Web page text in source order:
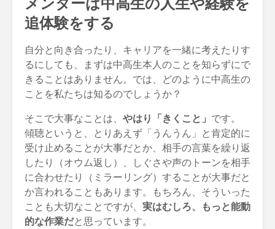
追体験をする
自分と向き合ったり、キャリアを一緒に考えたりす
るにしても、まずは中高生本人のことを知らずにで
きることはありません。では、どのように中高生の
ことを私たちは知るのでしょうか？
そこで大事なことは、 やはり「きくこと」 です。
傾聴というと、とりあえず「うんうん」と肯定的に
受け止めることが大事だとか、相手の言葉を繰り返
したり（オウム返し）、しぐさや声のトーンを相手
に合わせたり（ミラーリング）することが大事だと
か言われることもあります。もちろん、そういった
ことも大切なことですが、 実はむしろ、もっと能動
的な作業だと思っています。